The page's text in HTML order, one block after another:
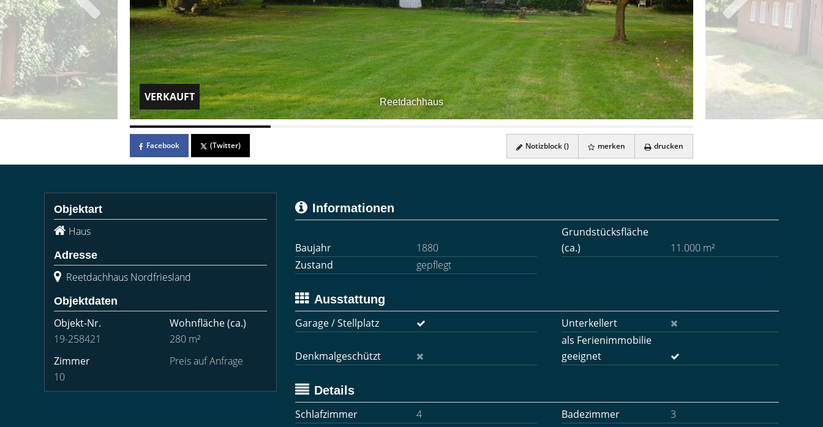
Reetdachhaus
VERKAUFT
Facebook (Twitter) Notizblock () merken drucken
Objektart
Haus
Adresse
Reetdachhaus Nordfriesland
Objektdaten
Objekt-Nr.
19-258421
Wohnfläche(ca.)
280 m²
Zimmer
10
Preis auf Anfrage
Informationen
Baujahr 1880
Grundstücksfläche
(ca.)
11.000 m²
Zustand
gepflegt
Ausstattung
Garage / Stellplatz
Unterkellert
Denkmalgeschützt
als Ferienimmobilie
geeignet
Details
Schlafzimmer
4 Badezimmer 3